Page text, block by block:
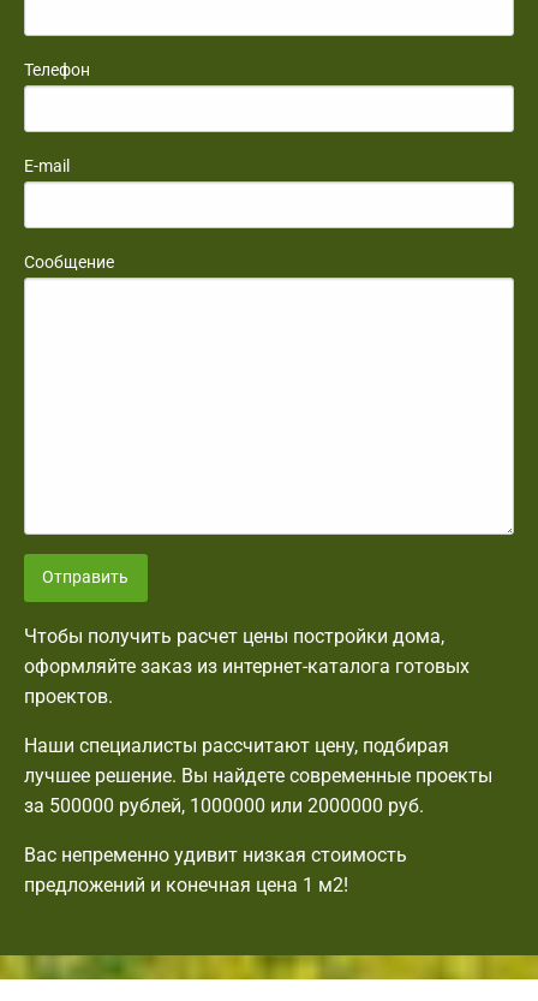
Телефон
E-mail
Сообщение
Отправить
Чтобы получить расчет цены постройки дома,
оформляйте заказ из интернет-каталога готовых
проектов.
Наши специалисты рассчитают цену, подбирая
лучшее решение. Вы найдете современные проекты
за 500000 рублей, 1000000 или 2000000 руб.
Вас непременно удивит низкая стоимость
предложений и конечная цена 1 м2!